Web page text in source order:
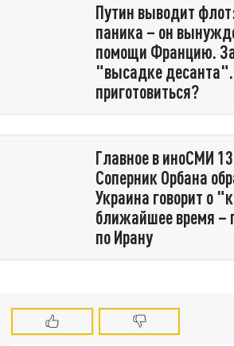
Путин выводит
паника – он
помощи Францию.
"высадке десанта".
приготовиться?
Главное в иноСМИ
Соперник Орбана
Украина говорит о
ближайшее время –
по Ирану